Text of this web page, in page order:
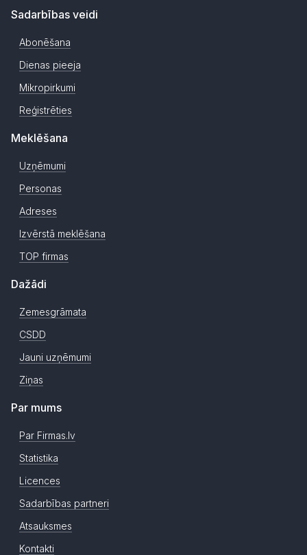
Sadarbības veidi
Abonēšana
Dienas pieeja
Mikropirkumi
Reģistrēties
Meklēšana
Uzņēmumi
Personas
Adreses
Izvērstā meklēšana
TOP firmas
Dažādi
Zemesgrāmata
CSDD
Jauni uzņēmumi
Ziņas
Par mums
Par Firmas.lv
Statistika
Licences
Sadarbības partneri
Atsauksmes
Kontakti